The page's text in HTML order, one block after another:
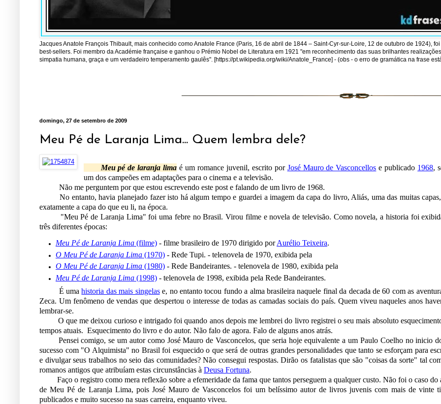
Jacques Anatole François Thibault, mais conhecido como Anatole France (Paris, 16 de abril de 1844 – Saint-Cyr-sur-Loire, 12 de outubro de 1924),
best-sellers. Foi membro da Académie française e ganhou o Prémio Nobel de Literatura em 1921 "em reconhecimento das suas brilhantes
simpatia humana, graça e um verdadeiro temperamento gaulês". [https://pt.wikipedia.org/wiki/Anatole_France] - (obs - o erro de gramática na frase
domingo, 27 de setembro de 2009
Meu Pé de Laranja Lima... Quem lembra dele?
Meu pé de laranja lima é um romance juvenil, escrito por José Mauro de Vasconcellos e publicado 1968,
um dos campeões em adaptações para o cinema e a televisão.
Não me perguntem por que estou escrevendo este post e falando de um livro de 1968.
No entanto, havia planejado fazer isto há algum tempo e guardei a imagem da capa do livro, Aliás, uma das muitas
exatamente a capa do que eu li, na época.
"Meu Pé de Laranja Lima" foi uma febre no Brasil. Virou filme e novela de televisão. Como novela, a historia foi
três diferentes épocas:
Meu Pé de Laranja Lima (filme) - filme brasileiro de 1970 dirigido porAurélio Teixeira.
O Meu Pé de Laranja Lima (1970) - Rede Tupi. - telenovela de 1970, exibida pela
O Meu Pé de Laranja Lima (1980) - Rede Bandeirantes. - telenovela de 1980, exibida pela
Meu Pé de Laranja Lima (1998) - telenovela de 1998, exibida pela Rede Bandeirantes.
É umahistoria das mais singelase, no entanto tocou fundo a alma brasileira naquele final da decada de 60 com as
Zeca. Um fenômeno de vendas que despertou o interesse de todas as camadas sociais do país. Quem viveu naqueles anos
lembrar-se.
O que me deixou curioso e intrigado foi quando anos depois me lembrei do livro registrei o seu mais absoluto
tempos atuais. Esquecimento do livro e do autor. Não falo de agora. Falo de alguns anos atrás.
Pensei comigo, se um autor como José Mauro de Vasconcelos, que seria hoje equivalente a um Paulo Coelho no inicio
sucesso com "O Alquimista" no Brasil foi esquecido o que será de outras grandes personalidades que tanto se esforçam para
e divulgar seus trabalhos no seio das comunidades? Não consegui respostas. Dirão os fatalistas que são "coisas da sorte" tal
romanos antigos que atribuíam estas circunstâncias à Deusa Fortuna.
Faço o registro como mera reflexão sobre a efemeridade da fama que tantos perseguem a qualquer custo. Não foi o caso do
de Meu Pé de Laranja Lima, pois José Mauro de Vasconcelos foi um belíssimo autor de livros juvenis com mais de vinte
publicados e muito sucesso na suas carreira, enquanto viveu.